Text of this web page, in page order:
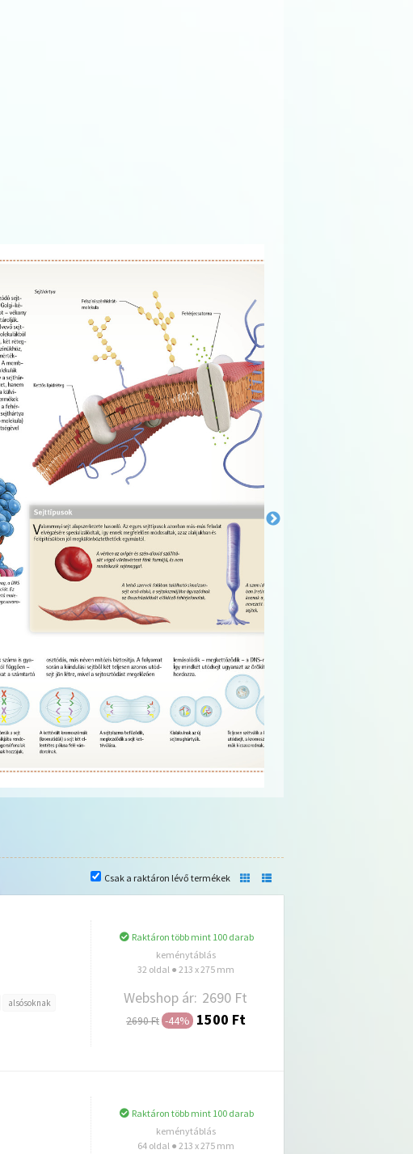
Csak a raktáron lévő termékek
alsósoknak
Raktáron több mint 100 darab
keménytáblás
32 oldal ● 213 x 275 mm
Webshop ár: 2690 Ft
2690 Ft -44% 1500 Ft
Raktáron több mint 100 darab
keménytáblás
64 oldal ● 213 x 275 mm